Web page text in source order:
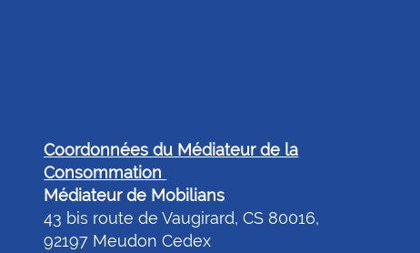
Coordonnées du Médiateur de la
Consommation
Médiateur de Mobilians
43 bis route de Vaugirard, CS 80016,
92197 Meudon Cedex